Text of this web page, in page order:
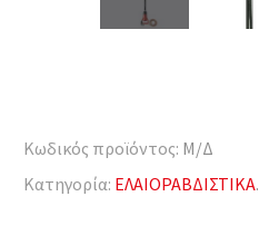
Κωδικός προϊόντος: Μ/Δ
Κατηγορία: ΕΛΑΙΟΡΑΒΔΙΣΤΙΚΑ.